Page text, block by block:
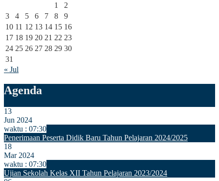
1
2
3
4 5 6 7 8
9
10 11 12 13 14 15 16
17 18 19 20 21 22 23
24 25 26 27 28 29 30
31
« Jul
Agenda
13
Jun 2024
waktu : 07:30
Penerimaan Peserta Didik Baru Tahun Pelajaran 2024/2025
18
Mar 2024
waktu : 07:30
Ujian Sekolah Kelas XII Tahun Pelajaran 2023/2024